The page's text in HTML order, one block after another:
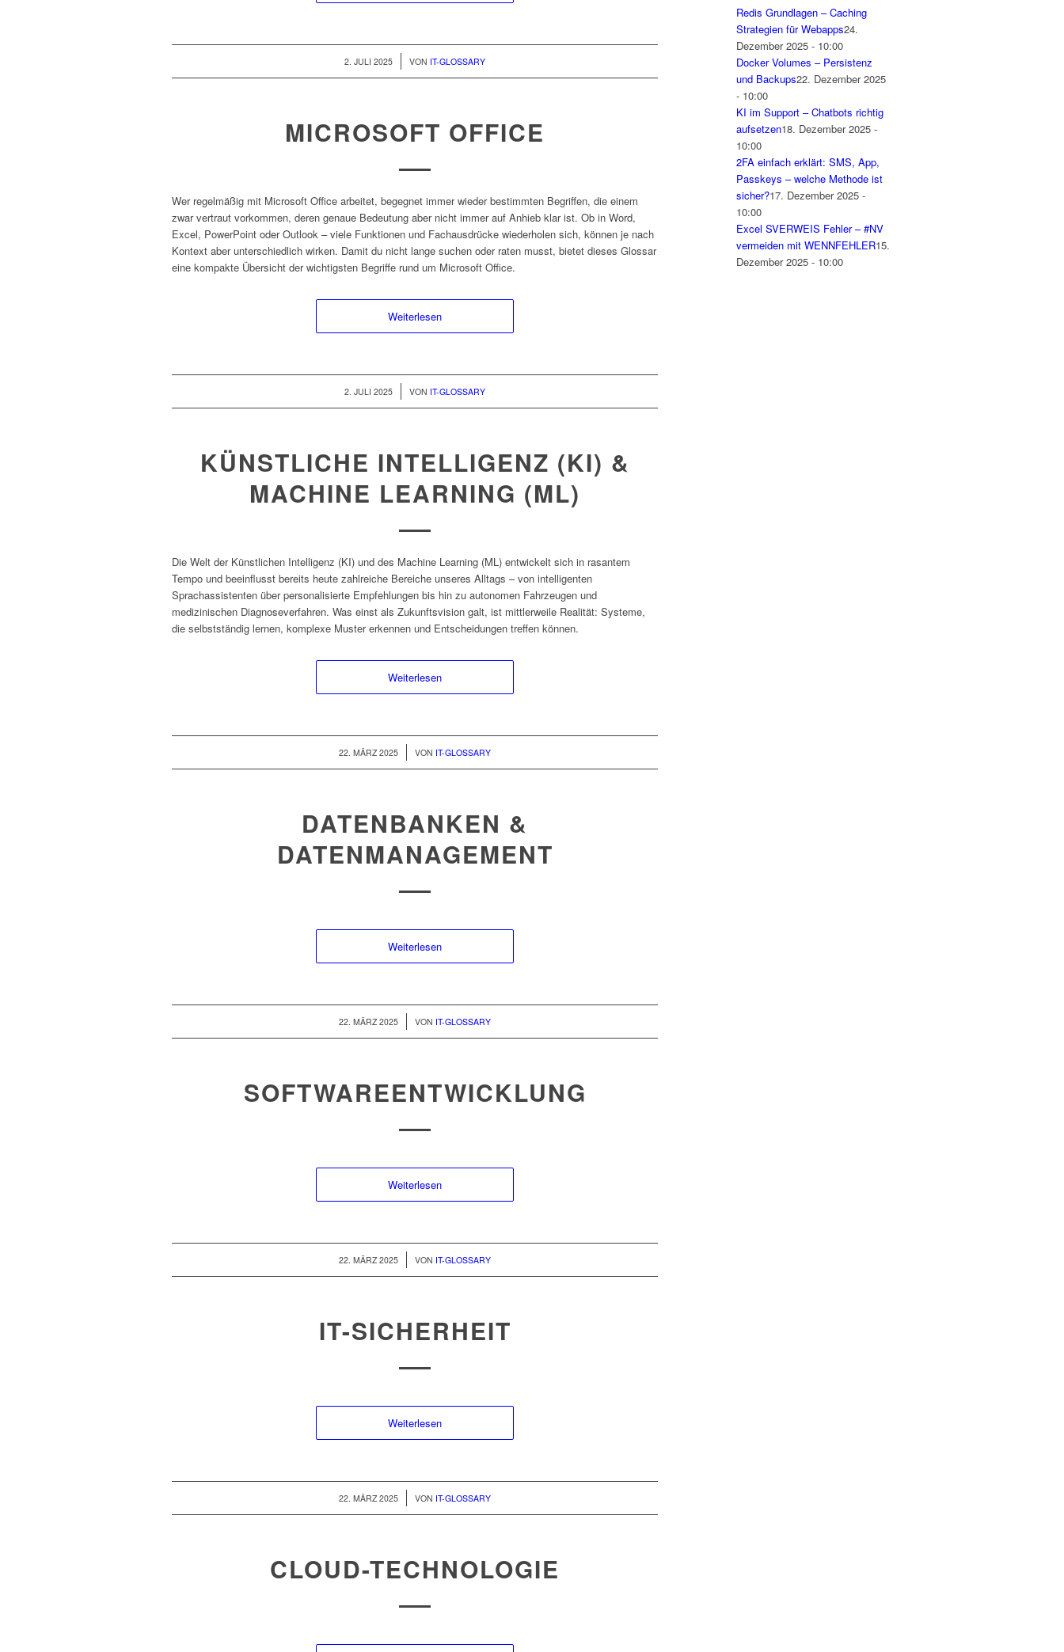
2. JULI 2025 VON IT-GLOSSARY
MICROSOFT OFFICE
Wer regelmäßig mit Microsoft Office arbeitet, begegnet immer wieder bestimmten Begriffen, die einem
zwar vertraut vorkommen, deren genaue Bedeutung aber nicht immer auf Anhieb klar ist. Ob in Word,
Excel, PowerPoint oder Outlook – viele Funktionen und Fachausdrücke wiederholen sich, können je nach
Kontext aber unterschiedlich wirken. Damit du nicht lange suchen oder raten musst, bietet dieses Glossar
eine kompakte Übersicht der wichtigsten Begriffe rund um Microsoft Office.
Weiterlesen
2. JULI 2025 VON IT-GLOSSARY
KÜNSTLICHE INTELLIGENZ (KI) &
MACHINE LEARNING (ML)
Die Welt der Künstlichen Intelligenz (KI) und des Machine Learning (ML) entwickelt sich in rasantem
Tempo und beeinflusst bereits heute zahlreiche Bereiche unseres Alltags – von intelligenten
Sprachassistenten über personalisierte Empfehlungen bis hin zu autonomen Fahrzeugen und
medizinischen Diagnoseverfahren. Was einst als Zukunftsvision galt, ist mittlerweile Realität: Systeme,
die selbstständig lernen, komplexe Muster erkennen und Entscheidungen treffen können.
Weiterlesen
22. MÄRZ 2025
/ VON IT-GLOSSARY
DATENBANKEN &
DATENMANAGEMENT
Weiterlesen
22. MÄRZ 2025
/ VON IT-GLOSSARY
SOFTWAREENTWICKLUNG
Weiterlesen
22. MÄRZ 2025
/ VON IT-GLOSSARY
IT-SICHERHEIT
Weiterlesen
22. MÄRZ 2025
/ VON IT-GLOSSARY
CLOUD-TECHNOLOGIE
Redis Grundlagen – Caching
Strategien für Webapps24.
Dezember 2025 - 10:00
Docker Volumes – Persistenz
und Backups22. Dezember 2025
- 10:00
KI im Support – Chatbots richtig
aufsetzen18. Dezember 2025 -
10:00
2FA einfach erklärt: SMS, App,
Passkeys – welche Methode ist
sicher?17. Dezember 2025 -
10:00
Excel SVERWEIS Fehler – #NV
vermeiden mit WENNFEHLER15.
Dezember 2025 - 10:00